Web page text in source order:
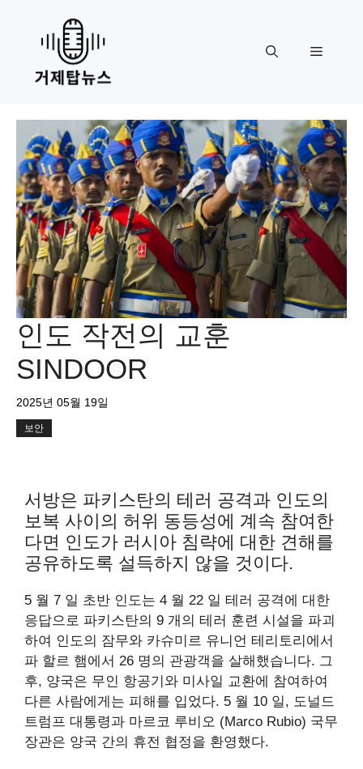
content
Menu
인도 작전의 교훈
SINDOOR
2025년 05월 19일
보안
서방은 파키스탄의 테러 공격과 인도의
보복 사이의 허위 동등성에 계속 참여한
다면 인도가 러시아 침략에 대한 견해를
공유하도록 설득하지 않을 것이다.
5 월 7 일 초반 인도는 4 월 22 일 테러 공격에 대한
응답으로 파키스탄의 9 개의 테러 훈련 시설을 파괴
하여 인도의 잠무와 카슈미르 유니언 테리토리에서
파 할르 햄에서 26 명의 관광객을 살해했습니다. 그
후, 양국은 무인 항공기와 미사일 교환에 참여하여
다른 사람에게는 피해를 입었다. 5 월 10 일, 도널드
트럼프 대통령과 마르코 루비오 (Marco Rubio) 국무
장관은 양국 간의 휴전 협정을 환영했다.